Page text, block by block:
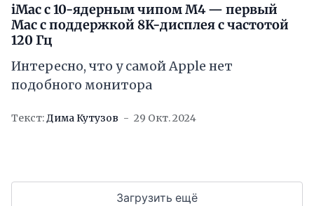
iMac с 10-ядерным чипом M4 — первый
Mac с поддержкой 8K-дисплея с частотой
120 Гц
Интересно, что у самой Apple нет
подобного монитора
Текст:Дима Кутузов 29 Окт. 2024
Загрузить ещё